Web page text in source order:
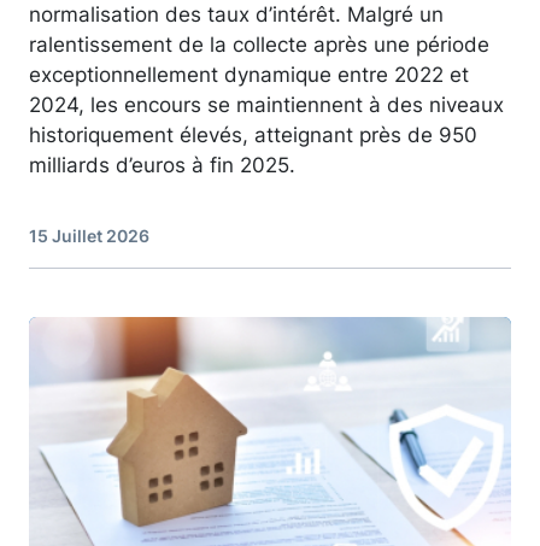
normalisation des taux d’intérêt. Malgré un
ralentissement de la collecte après une période
exceptionnellement dynamique entre 2022 et
2024, les encours se maintiennent à des niveaux
historiquement élevés, atteignant près de 950
milliards d’euros à fin 2025.
15 Juillet 2026